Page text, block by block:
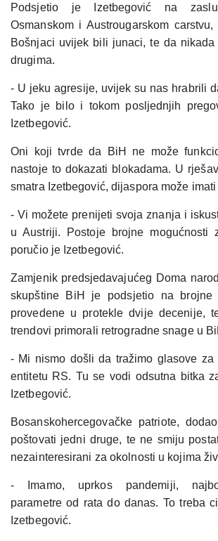
Podsjetio je Izetbegović na
Osmanskom i Austrougarskom
Bošnjaci uvijek bili junaci, te da
drugima.
- U jeku agresije, uvijek su nas hrabrili
Tako je bilo i tokom posljednjih
Izetbegović.
Oni koji tvrde da BiH ne može
nastoje to dokazati blokadama. U
smatra Izetbegović, dijaspora može
- Vi možete prenijeti svoja znanja i
u Austriji. Postoje brojne mogućnosti
poručio je Izetbegović.
Zamjenik predsjedavajućeg Doma
skupštine BiH je podsjetio na brojne
provedene u protekle dvije decenije,
trendovi primorali retrogradne snage u
- Mi nismo došli da tražimo glasove za
entitetu RS. Tu se vodi odsutna bitka
Izetbegović.
Bosanskohercegovačke patriote,
poštovati jedni druge, te ne smiju
nezainteresirani za okolnosti u kojima
- Imamo, uprkos pandemiji,
parametre od rata do danas. To treba
Izetbegović.